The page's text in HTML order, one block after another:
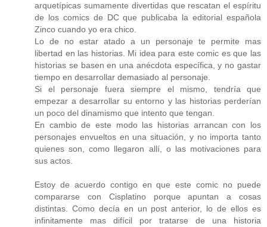
arquetípicas sumamente divertidas que rescatan el espíritu
de los comics de DC que publicaba la editorial española
Zinco cuando yo era chico.
Lo de no estar atado a un personaje te permite mas
libertad en las historias. Mi idea para este comic es que las
historias se basen en una anécdota específica, y no gastar
tiempo en desarrollar demasiado al personaje.
Si el personaje fuera siempre el mismo, tendría que
empezar a desarrollar su entorno y las historias perderían
un poco del dinamismo que intento que tengan.
En cambio de este modo las historias arrancan con los
personajes envueltos en una situación, y no importa tanto
quienes son, como llegaron allí, o las motivaciones para
sus actos.
Estoy de acuerdo contigo en que este comic no puede
compararse con Cisplatino porque apuntan a cosas
distintas. Como decía en un post anterior, lo de ellos es
infinitamente mas difícil por tratarse de una historia